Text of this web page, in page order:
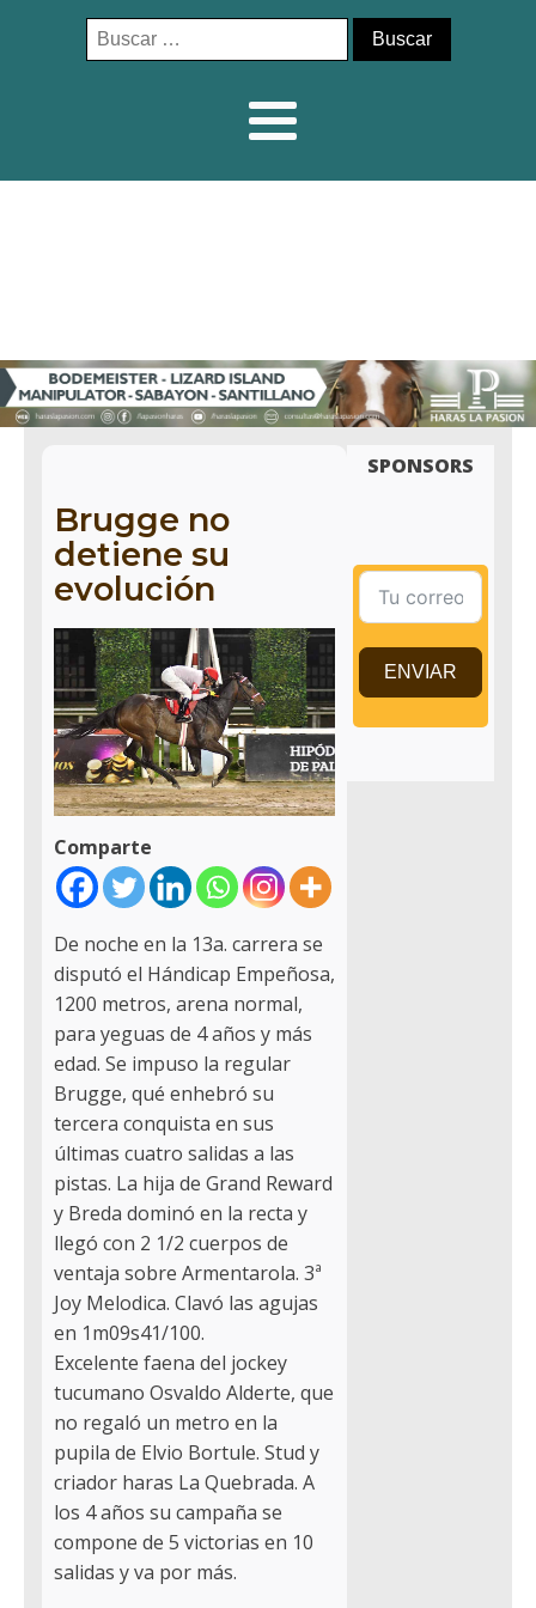
Buscar:
Brugge no
detiene su
evolución
Comparte
De noche en la 13a. carrera se
disputó el Hándicap Empeñosa,
1200 metros, arena normal,
para yeguas de 4 años y más
edad. Se impuso la regular
Brugge, qué enhebró su
tercera conquista en sus
últimas cuatro salidas a las
pistas. La hija de Grand Reward
y Breda dominó en la recta y
llegó con 2 1/2 cuerpos de
ventaja sobre Armentarola. 3ª
Joy Melodica. Clavó las agujas
en 1m09s41/100.
Excelente faena del jockey
tucumano Osvaldo Alderte, que
no regaló un metro en la
pupila de Elvio Bortule. Stud y
criador haras La Quebrada. A
los 4 años su campaña se
compone de 5 victorias en 10
salidas y va por más.
SPONSORS
ENVIAR